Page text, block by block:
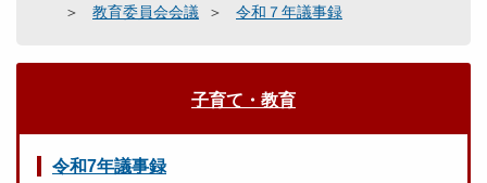
教育委員会会議
令和７年議事録
子育て・教育
令和7年議事録